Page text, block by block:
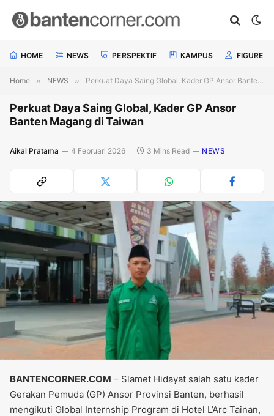
HOME NEWS PERSPEKTIF KAMPUS FIGURE
Home » NEWS » Perkuat Daya Saing Global, Kader GP Ansor Banten Magang di Taiwan
Perkuat Daya Saing Global, Kader GP Ansor
Banten Magang di Taiwan
Aikal Pratama 4 Februari 2026 3 Mins Read NEWS
BANTENCORNER.COM – Slamet Hidayat salah satu kader
Gerakan Pemuda (GP) Ansor Provinsi Banten, berhasil
mengikuti Global Internship Program di Hotel L’Arc Tainan,